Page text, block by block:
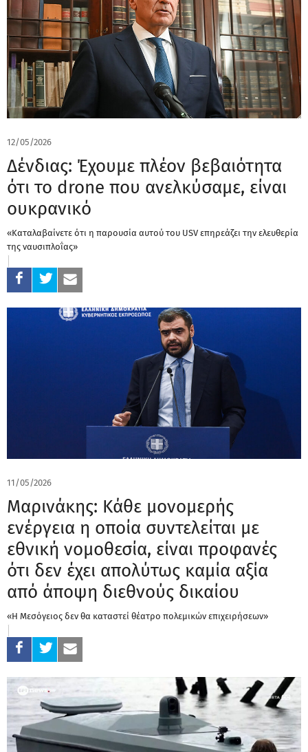
12/05/2026
Δένδιας: Έχουμε πλέον βεβαιότητα
ότι το drone που ανελκύσαμε, είναι
ουκρανικό
«Καταλαβαίνετε ότι η παρουσία αυτού του USV επηρεάζει την ελευθερία
της ναυσιπλοΐας»
11/05/2026
Μαρινάκης: Κάθε μονομερής
ενέργεια η οποία συντελείται με
εθνική νομοθεσία, είναι προφανές
ότι δεν έχει απολύτως καμία αξία
από άποψη διεθνούς δικαίου
«Η Μεσόγειος δεν θα καταστεί θέατρο πολεμικών επιχειρήσεων»